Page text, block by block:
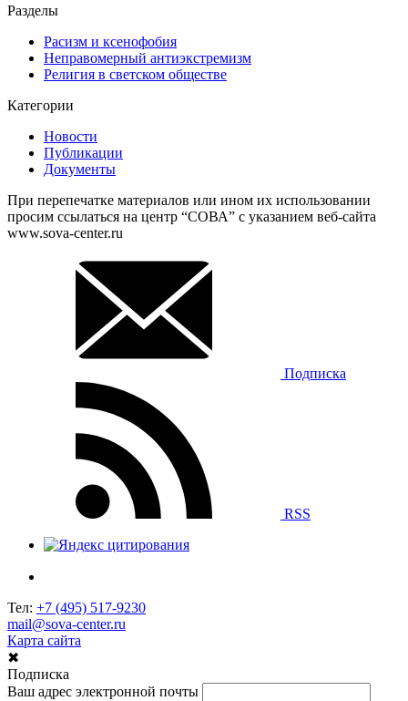
Разделы
Расизм и ксенофобия
Неправомерный антиэкстремизм
Религия в светском обществе
Категории
Новости
Публикации
Документы
При перепечатке материалов или ином их использовании
просим ссылаться на центр “СОВА” с указанием веб-сайта
www.sova-center.ru
Подписка
RSS
Тел: +7 (495) 517-9230
mail@sova-center.ru
Карта сайта
✖
Подписка
Ваш адрес электронной почты